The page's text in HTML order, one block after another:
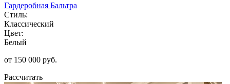
Гардеробная Бальтра
Стиль:
Классический
Цвет:
Белый
от 150 000 руб.
Рассчитать